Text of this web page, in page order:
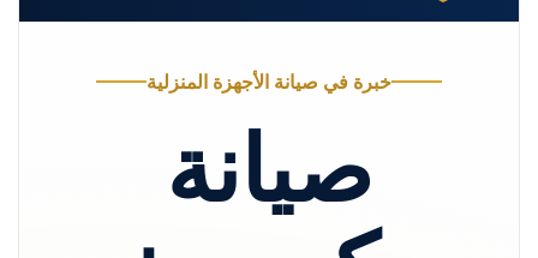
خبرة في صيانة الأجهزة المنزلية
صيانة